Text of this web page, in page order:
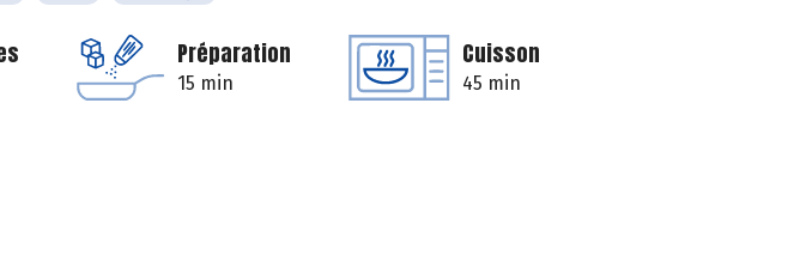
Préparation
15 min
Cuisson
45 min